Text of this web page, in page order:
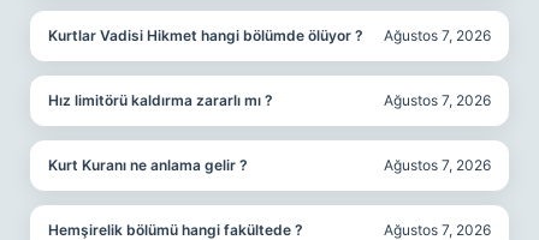
Kurtlar Vadisi Hikmet hangi bölümde ölüyor ? Ağustos 7, 2026
Hız limitörü kaldırma zararlı mı ? Ağustos 7, 2026
Kurt Kuranı ne anlama gelir ? Ağustos 7, 2026
Hemşirelik bölümü hangi fakültede ? Ağustos 7, 2026